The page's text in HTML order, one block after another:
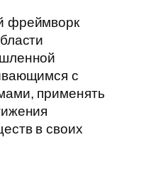
фреймворк
с
применять
в своих